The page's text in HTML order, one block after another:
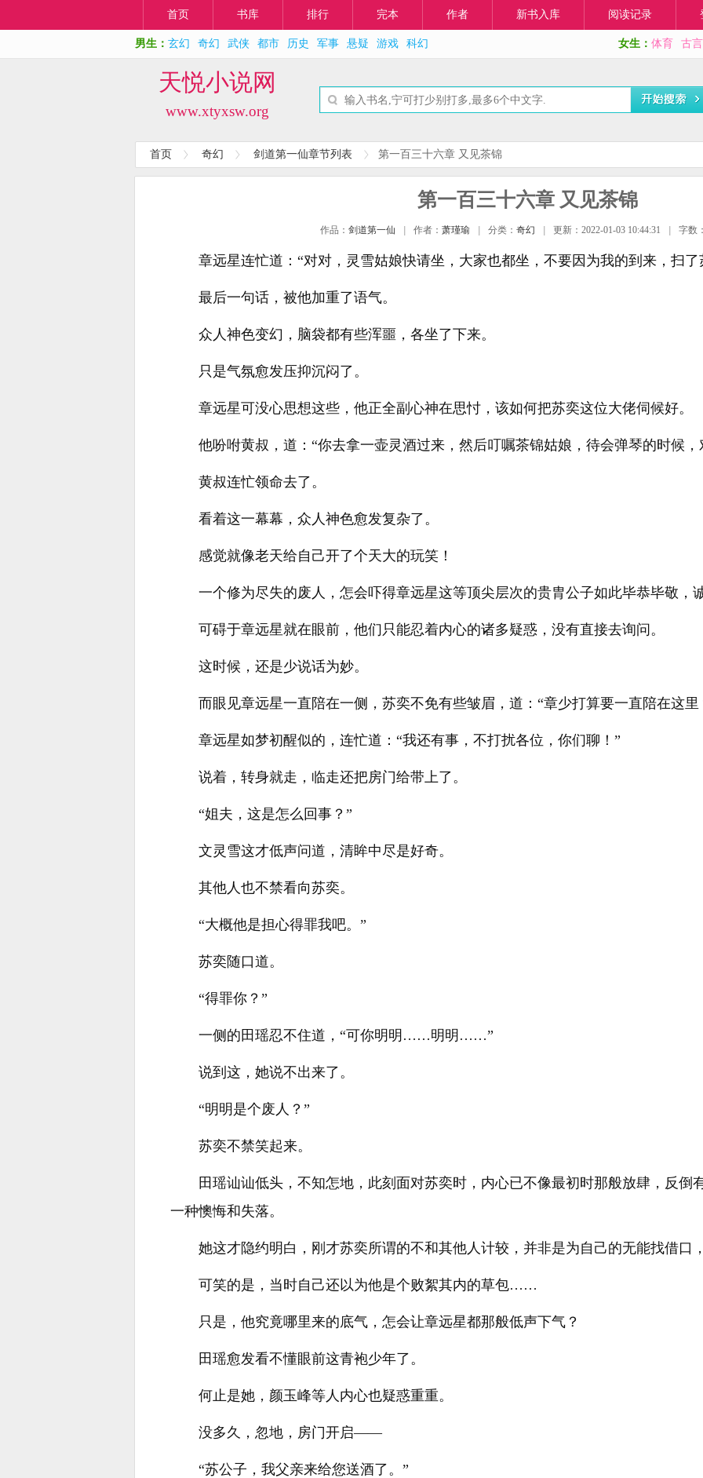
首页 书库 排行 完本 作者 新书入库 阅读记录
男生： 玄幻 奇幻 武侠 都市 历史 军事 悬疑 游戏 科幻 女生： 体育 古言
天悦小说网
www.xtyxsw.org
首页 奇幻 剑道第一仙章节列表 第一百三十六章 又见茶锦
第一百三十六章 又见茶锦
作品： 剑道第一仙 作者： 萧瑾瑜 分类： 奇幻 更新：2022-01-03 10:44:31 字数
章远星连忙道：“对对，灵雪姑娘快请坐，大家也都坐，不要因为我的到来，扫
最后一句话，被他加重了语气。
众人神色变幻，脑袋都有些浑噩，各坐了下来。
只是气氛愈发压抑沉闷了。
章远星可没心思想这些，他正全副心神在思忖，该如何把苏奕这位大佬伺候好。
他吩咐黄叔，道：“你去拿一壶灵酒过来，然后叮嘱茶锦姑娘，待会弹琴的时候
黄叔连忙领命去了。
看着这一幕幕，众人神色愈发复杂了。
感觉就像老天给自己开了个天大的玩笑！
一个修为尽失的废人，怎会吓得章远星这等顶尖层次的贵胄公子如此毕恭毕敬，
可碍于章远星就在眼前，他们只能忍着内心的诸多疑惑，没有直接去询问。
这时候，还是少说话为妙。
而眼见章远星一直陪在一侧，苏奕不免有些皱眉，道：“章少打算要一直陪在这里
章远星如梦初醒似的，连忙道：“我还有事，不打扰各位，你们聊！”
说着，转身就走，临走还把房门给带上了。
“姐夫，这是怎么回事？”
文灵雪这才低声问道，清眸中尽是好奇。
其他人也不禁看向苏奕。
“大概他是担心得罪我吧。”
苏奕随口道。
“得罪你？”
一侧的田瑶忍不住道，“可你明明……明明……”
说到这，她说不出来了。
“明明是个废人？”
苏奕不禁笑起来。
田瑶讪讪低头，不知怎地，此刻面对苏奕时，内心已不像最初时那般放肆，反倒
一种懊悔和失落。
她这才隐约明白，刚才苏奕所谓的不和其他人计较，并非是为自己的无能找借口
可笑的是，当时自己还以为他是个败絮其内的草包……
只是，他究竟哪里来的底气，怎会让章远星都那般低声下气？
田瑶愈发看不懂眼前这青袍少年了。
何止是她，颜玉峰等人内心也疑惑重重。
没多久，忽地，房门开启——
“苏公子，我父亲来给您送酒了。”